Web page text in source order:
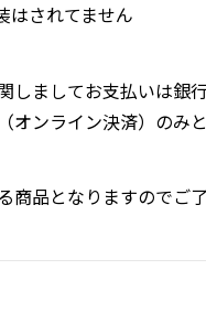
されてません
しましてお支払いは銀
オンライン決済）のみ
商品となりますのでご